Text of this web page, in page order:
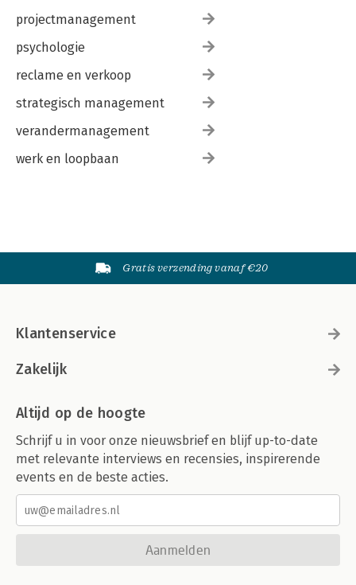
projectmanagement
psychologie
reclame en verkoop
strategisch management
verandermanagement
werk en loopbaan
Gratis verzending vanaf €20
Klantenservice
Zakelijk
Altijd op de hoogte
Schrijf u in voor onze nieuwsbrief en blijf up-to-date
met relevante interviews en recensies, inspirerende
events en de beste acties.
Aanmelden